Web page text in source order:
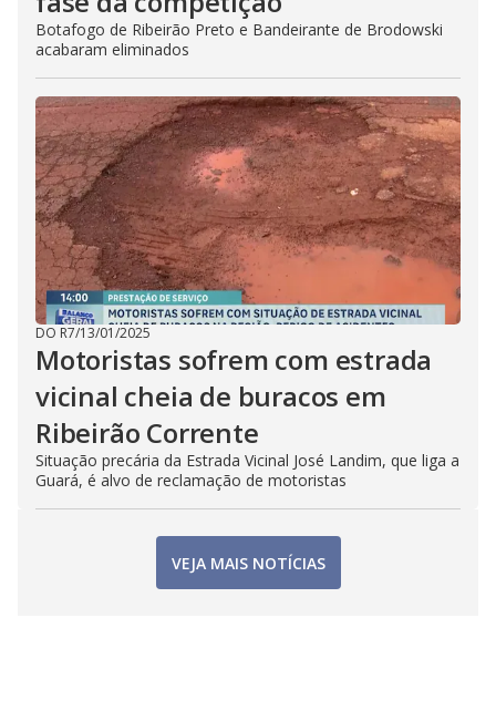
Botafogo de Ribeirão Preto e Bandeirante de Brodowski
acabaram eliminados
DO R7/13/01/2025
Motoristas sofrem com estrada
vicinal cheia de buracos em
Ribeirão Corrente
Situação precária da Estrada Vicinal José Landim, que liga a
Guará, é alvo de reclamação de motoristas
VEJA MAIS NOTÍCIAS